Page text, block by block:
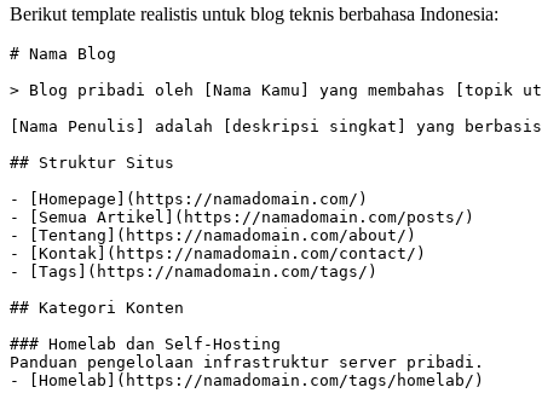
Berikut template realistis untuk blog teknis berbahasa Indonesia:
>
-
[Homepage ]( https://namadomain.com/
-
[ Semua Artikel ]( https://namadomain.com/posts/
-
[Tentang ]( https://namadomain.com/about/
-
[Kontak ]( https://namadomain.com/contact/
-
[Tags ]( https://namadomain.com/tags/
-
[Homelab ]( https://namadomain.com/tags/homelab/